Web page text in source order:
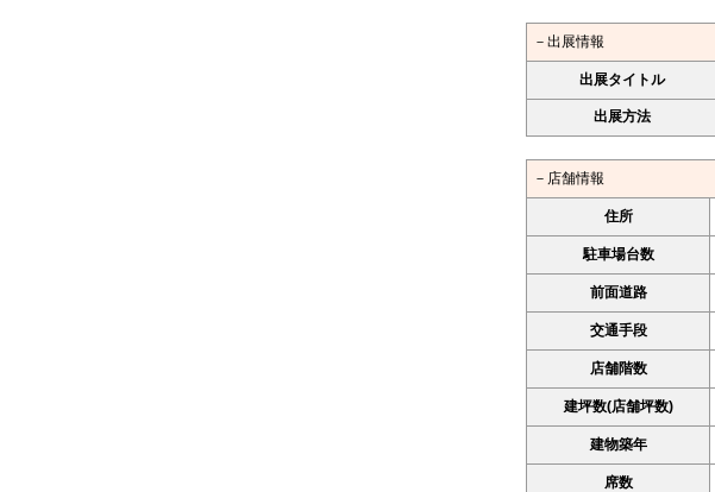
－出展情報
出展タイトル
出展方法
－店舗情報
住所
駐車場台数
前面道路
交通手段
店舗階数
建坪数(店舗坪数)
建物築年
席数